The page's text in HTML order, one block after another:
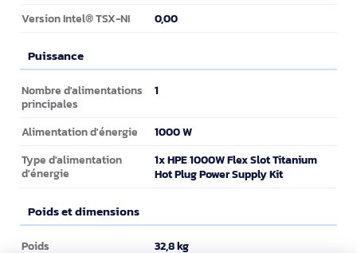
Version Intel® TSX-NI 0,00
Puissance
Puissance
Nombre d'alimentations
principales
1
Alimentation d'énergie 1000 W
Type d'alimentation
d'énergie
1x HPE 1000W Flex Slot Titanium
Hot Plug Power Supply Kit
Poids et dimensions
Poids et dimensions
Poids 32,8 kg